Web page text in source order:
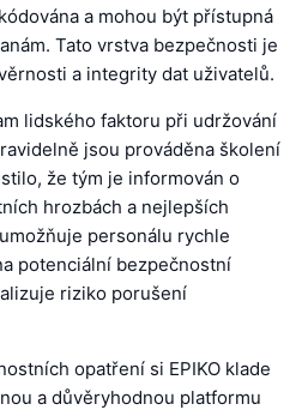
a mohou být přístupná
Tato vrstva bezpečnosti je
a integrity dat uživatelů.
lidského faktoru při udržování
jsou prováděna školení
že tým je informován o
hrozbách a nejlepších
personálu rychle
potenciální bezpečnostní
riziko porušení
opatření si EPIKO klade
a důvěryhodnou platformu